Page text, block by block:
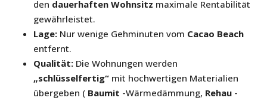
den dauerhaften Wohnsitz maximale Rentabilität
gewährleistet.
Lage: Nur wenige Gehminuten vom Cacao Beach
entfernt.
Qualität: Die Wohnungen werden
„schlüsselfertig“ mit hochwertigen Materialien
übergeben ( Baumit -Wärmedämmung, Rehau -